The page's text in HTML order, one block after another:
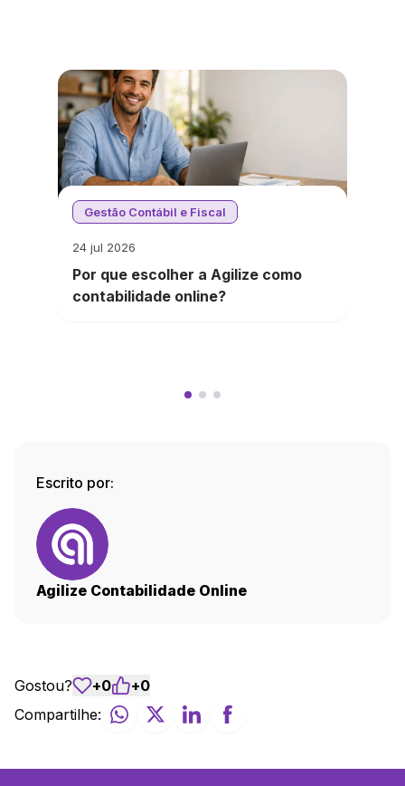
Gestão Contábil e Fiscal
24 jul 2026
Por que escolher a Agilize como
contabilidade online?
Escrito por:
Agilize Contabilidade Online
Gostou? +0 +0
Compartilhe: